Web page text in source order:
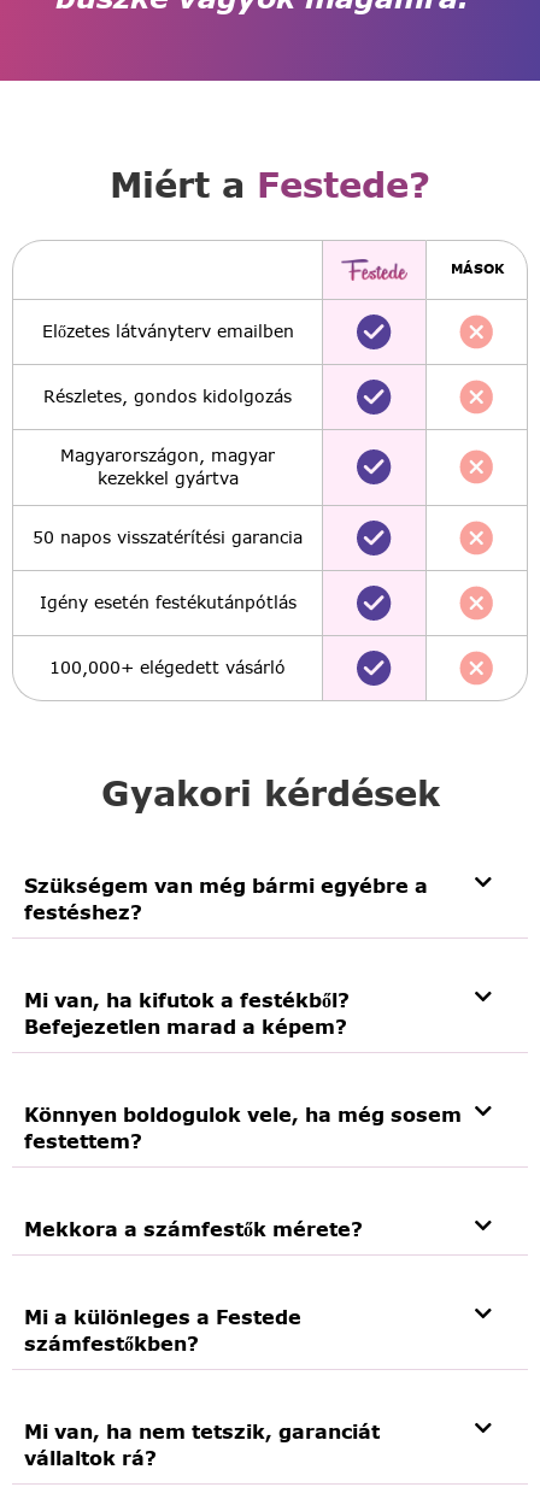
Gyakori kérdések
Szükségem van még bármi egyébre a
festéshez?
Mi van, ha kifutok a festékből?
Befejezetlen marad a képem?
Könnyen boldogulok vele, ha még sosem
festettem?
Mekkora a számfestők mérete?
Mi a különleges a Festede
számfestőkben?
Mi van, ha nem tetszik, garanciát
vállaltok rá?
Miért a Festede?
MÁSOK
Előzetes látványterv emailben
Részletes, gondos kidolgozás
Magyarországon, magyar
kezekkel gyártva
50 napos visszatérítési garancia
Igény esetén festékutánpótlás
100,000+ elégedett vásárló